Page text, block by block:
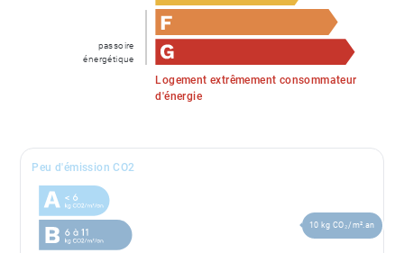
Logement extrêmement consommateur
d'énergie
passoire
énergétique
Peu d'émission CO2
10 kg CO₂/m².an